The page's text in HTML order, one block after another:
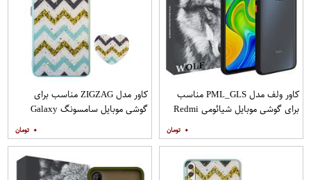
کاور ولف مدل PML_GLS مناسب
برای گوشی موبایل شیائومی Redmi
۰
کاور مدل ZIGZAG مناسب برای
گوشی موبایل سامسونگ Galaxy
۰